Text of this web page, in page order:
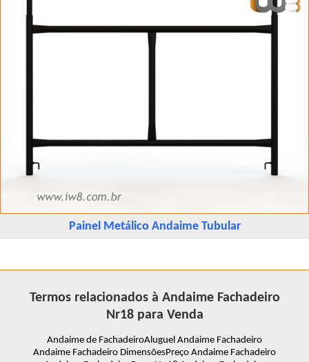
Painel Metálico Andaime Tubular
Termos relacionados à Andaime Fachadeiro
Nr18 para Venda
Andaime de FachadeiroAluguel Andaime Fachadeiro
Andaime Fachadeiro DimensõesPreço Andaime Fachadeiro